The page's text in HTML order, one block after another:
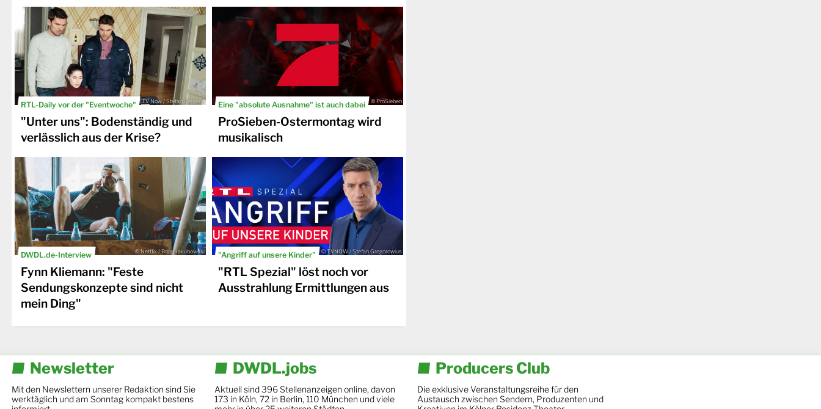
RTL-Daily vor der "Eventwoche" © TV Now / Stefan Behrens
"Unter uns": Bodenständig und
verlässlich aus der Krise?
Eine "absolute Ausnahme" ist auch dabei © ProSieben
ProSieben-Ostermontag wird
musikalisch
DWDL.de-Interview © Netflix / Brian Jakubowski
Fynn Kliemann: "Feste
Sendungskonzepte sind nicht
mein Ding"
"Angriff auf unsere Kinder" © TVNOW / Stefan Gregorowius
"RTL Spezial" löst noch vor
Ausstrahlung Ermittlungen aus
Newsletter
Mit den Newslettern unserer Redaktion sind Sie
werktäglich und am Sonntag kompakt bestens
DWDL.jobs
Aktuell sind 396 Stellenanzeigen online, davon
173 in Köln, 72 in Berlin, 110 München und viele
Producers Club
Die exklusive Veranstaltungsreihe für den
Austausch zwischen Sendern, Produzenten und